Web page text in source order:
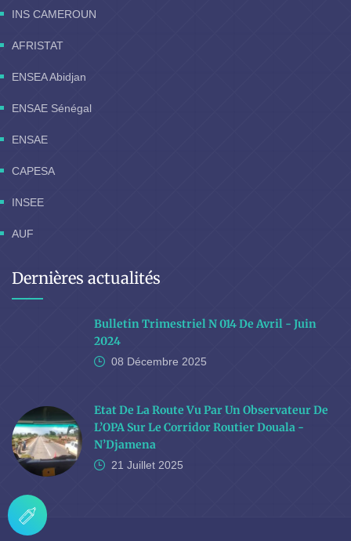
INS CAMEROUN
AFRISTAT
ENSEA Abidjan
ENSAE Sénégal
ENSAE
CAPESA
INSEE
AUF
Dernières actualités
Bulletin Trimestriel N 014 De Avril - Juin
2024
08 Décembre 2025
Etat De La Route Vu Par Un Observateur De
L’OPA Sur Le Corridor Routier Douala -
N’Djamena
21 Juillet 2025